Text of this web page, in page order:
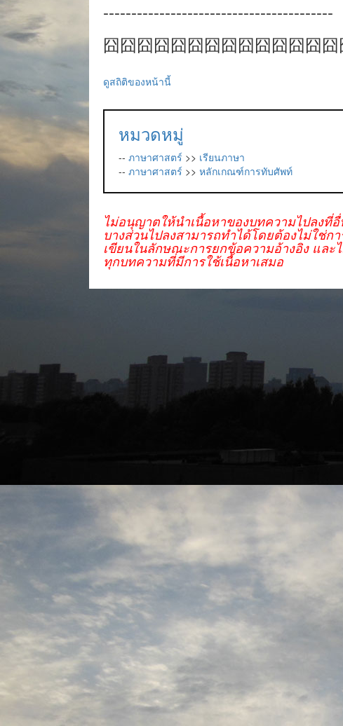
-----------------------------------------
囧囧囧囧囧囧囧囧囧囧囧囧囧
ดูสถิติของหน้านี้
หมวดหมู่
-- ภาษาศาสตร์ >> เรียนภาษา
-- ภาษาศาสตร์ >> หลักเกณฑ์การทับศัพท์
ไม่อนุญาตให้นำเนื้อหาของบทความไปลงที่
บางส่วนไปลงสามารถทำได้โดยต้องไม่ใช่ก
เขียนในลักษณะการยกข้อความอ้างอิง แล
ทุกบทความที่มีการใช้เนื้อหาเสมอ